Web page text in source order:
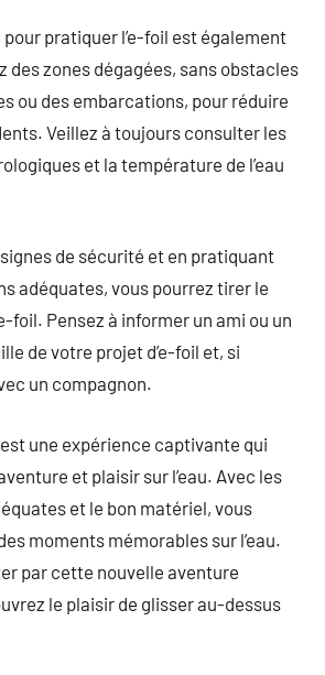
pour pratiquer l’e-foil est également
des zones dégagées, sans obstacles
ou des embarcations, pour réduire
Veillez à toujours consulter les
et la température de l’eau
de sécurité et en pratiquant
adéquates, vous pourrez tirer le
foil. Pensez à informer un ami ou un
de votre projet d’e-foil et, si
un compagnon.
est une expérience captivante qui
et plaisir sur l’eau. Avec les
et le bon matériel, vous
moments mémorables sur l’eau.
par cette nouvelle aventure
le plaisir de glisser au-dessus